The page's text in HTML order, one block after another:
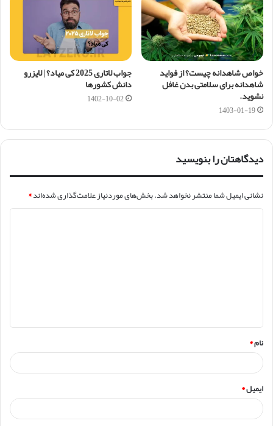
خواص شاهدانه چیست؟ از فواید
شاهدانه برای سلامتی بدن غافل
نشوید.
1403-01-19
جواب لاتاری 2025 کی میاد؟ | لایزرو
دانش کشورها
1402-10-02
دیدگاهتان را بنویسید
نشانی ایمیل شما منتشر نخواهد شد.بخش‌های موردنیاز علامت‌گذاری شده‌اند*
*
نام*
ایمیل*